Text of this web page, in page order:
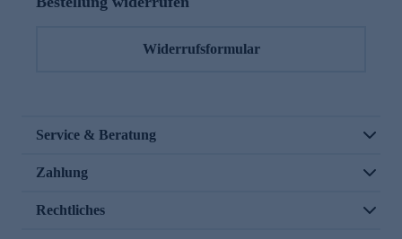
Widerrufsformular
Service & Beratung
Zahlung
Rechtliches